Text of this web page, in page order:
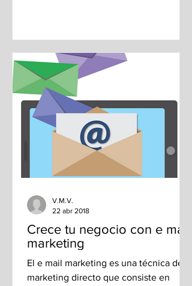
Crece tu negocio con e mail
marketing
El e mail marketing es una técnica del
marketing directo que consiste en
V.M.V.
22 abr 2018